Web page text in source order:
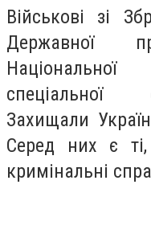
Військові зі
Державної
спеціальної
Захищали
Серед них є
кримінальні